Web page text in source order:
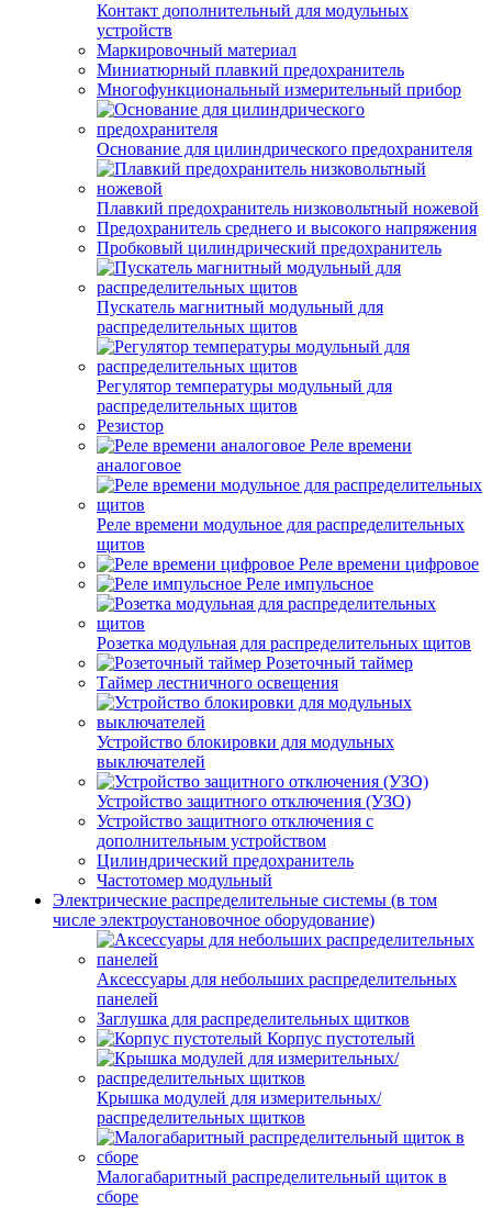
Контакт дополнительный для модульных
устройств
Маркировочный материал
Миниатюрный плавкий предохранитель
Многофункциональный измерительный прибор
Основание для цилиндрического предохранителя
Плавкий предохранитель низковольтный ножевой
Предохранитель среднего и высокого напряжения
Пробковый цилиндрический предохранитель
Пускатель магнитный модульный для
распределительных щитов
Регулятор температуры модульный для
распределительных щитов
Резистор
Реле времени
аналоговое
Реле времени модульное для распределительных
щитов
Реле времени цифровое
Реле импульсное
Розетка модульная для распределительных щитов
Розеточный таймер
Таймер лестничного освещения
Устройство блокировки для модульных
выключателей
Устройство защитного отключения (УЗО)
Устройство защитного отключения с
дополнительным устройством
Цилиндрический предохранитель
Частотомер модульный
Электрические распределительные системы (в том
числе электроустановочное оборудование)
Аксессуары для небольших распределительных
панелей
Заглушка для распределительных щитков
Корпус пустотелый
Крышка модулей для измерительных/
распределительных щитков
Малогабаритный распределительный щиток в
сборе